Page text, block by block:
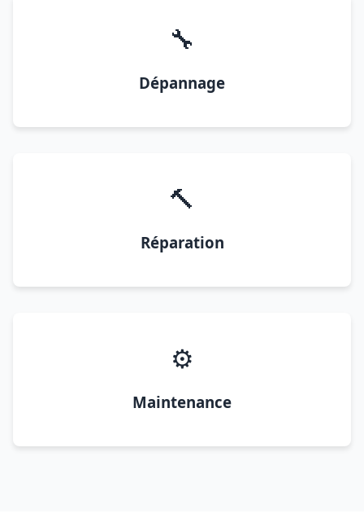
🔧
Dépannage
🔨
Réparation
⚙️
Maintenance